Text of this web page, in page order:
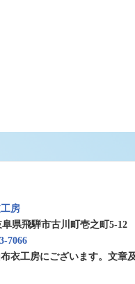
房
阜県飛騨市古川町壱之町5-12
7066
衣工房にございます。文章